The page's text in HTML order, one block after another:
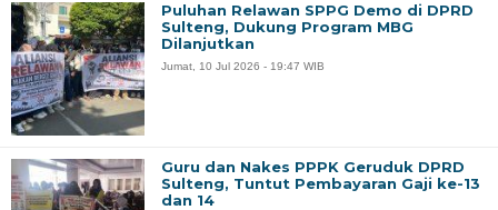
Puluhan Relawan SPPG Demo di DPRD
Sulteng, Dukung Program MBG
Dilanjutkan
Jumat, 10 Jul 2026 - 19:47 WIB
Guru dan Nakes PPPK Geruduk DPRD
Sulteng, Tuntut Pembayaran Gaji ke-13
dan 14